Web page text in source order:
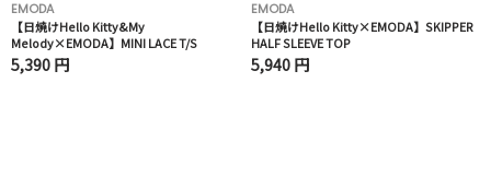
EMODA
【日焼けHello Kitty&My
Melody×EMODA】MINI LACE T/S
5,390 円
EMODA
【日焼けHello Kitty×EMODA】SKIPPER
HALF SLEEVE TOP
5,940 円